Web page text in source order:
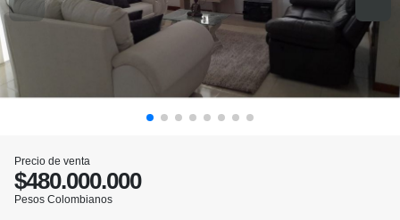
Precio de venta
$480.000.000
Pesos Colombianos